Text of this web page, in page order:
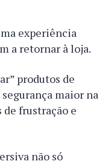
experiência
a retornar à loja.
produtos de
maior na
frustração e
não só